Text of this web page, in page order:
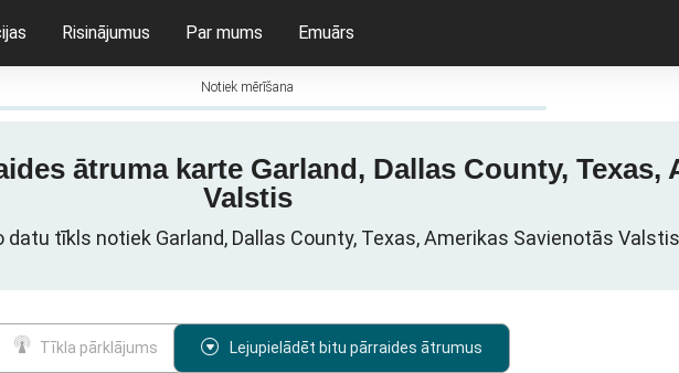
Risinājumus Par mums Emuārs
Notiek mērīšana
ātruma karte Garland, Dallas County, Texas,
Valstis
tīkls notiek Garland, Dallas County, Texas, Amerikas Savienotās Valstis
Tīkla pārklājums Lejupielādēt bitu pārraides ātrumus